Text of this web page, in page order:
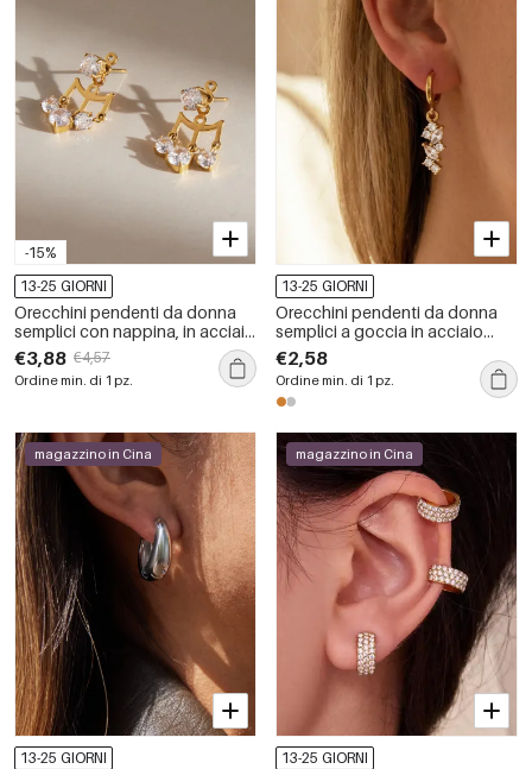
-15%
13-25 GIORNI
Orecchini pendenti da donna
semplici con nappina, in acciaio
inossidabile, impermeabili, color
oro e zirconi.
€3,88 €4,57
Ordine min. di 1 pz.
13-25 GIORNI
Orecchini pendenti da donna
semplici a goccia in acciaio
inossidabile, impermeabili, color
oro, con zirconi.
€2,58
Ordine min. di 1 pz.
magazzino in Cina
13-25 GIORNI
magazzino in Cina
13-25 GIORNI